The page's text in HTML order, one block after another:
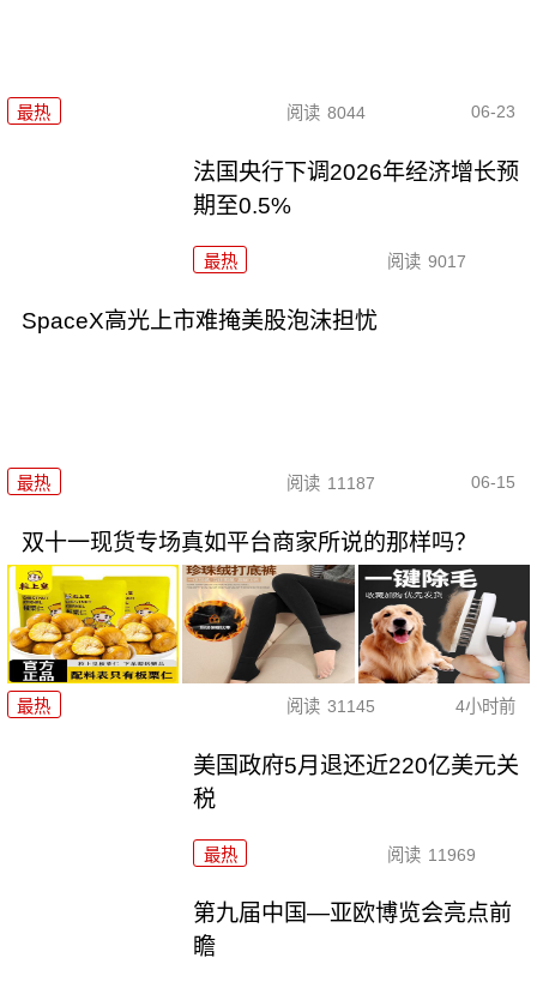
最热 阅读 8044 06-23
法国央行下调2026年经济增长预
期至0.5%
最热 阅读 9017
SpaceX高光上市难掩美股泡沫担忧
最热 阅读 11187 06-15
双十一现货专场真如平台商家所说的那样吗？
最热 阅读 31145 4小时前
美国政府5月退还近220亿美元关
税
最热 阅读 11969
第九届中国—亚欧博览会亮点前
瞻